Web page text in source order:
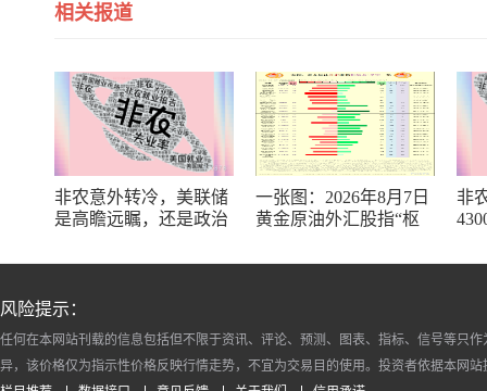
相关报道
非农意外转冷，美联储
是高瞻远瞩，还是政治
一张图：2026年8月7日
黄金原油外汇股指“枢
览
非
薪”
风险提示：
任何在本网站刊载的信息包括但不限于资讯、评论、预测、图表、指标、信号等只
异，该价格仅为指示性价格反映行情走势，不宜为交易目的使用。投资者依据本网